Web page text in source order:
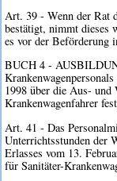
Art. 39 - Wenn der Rat
bestätigt, nimmt dieses
es vor der Beförderung
BUCH 4 -
1998 über die Aus- und
Krankenwagenfahrer
Art. 41 - Das
Unterrichtsstunden der
Erlasses vom 13.
für Sanitäter-